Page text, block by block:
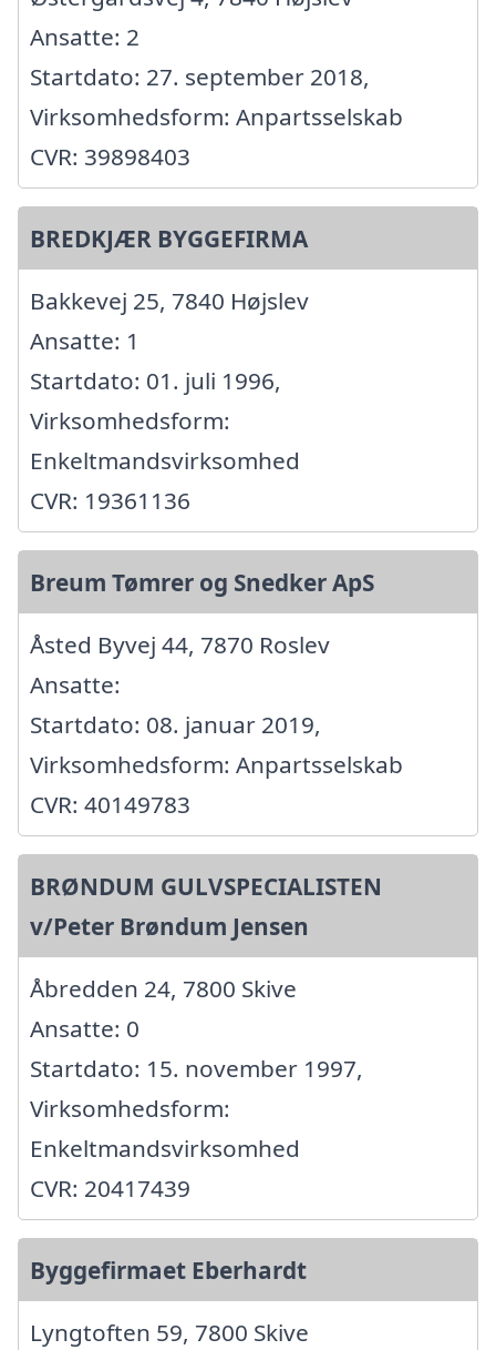
Ansatte: 2
Startdato: 27. september 2018,
Virksomhedsform: Anpartsselskab
CVR: 39898403
BREDKJÆR BYGGEFIRMA
Bakkevej 25, 7840 Højslev
Ansatte: 1
Startdato: 01. juli 1996,
Virksomhedsform:
Enkeltmandsvirksomhed
CVR: 19361136
Breum Tømrer og Snedker ApS
Åsted Byvej 44, 7870 Roslev
Ansatte:
Startdato: 08. januar 2019,
Virksomhedsform: Anpartsselskab
CVR: 40149783
BRØNDUM GULVSPECIALISTEN
v/Peter Brøndum Jensen
Åbredden 24, 7800 Skive
Ansatte: 0
Startdato: 15. november 1997,
Virksomhedsform:
Enkeltmandsvirksomhed
CVR: 20417439
Byggefirmaet Eberhardt
Lyngtoften 59, 7800 Skive